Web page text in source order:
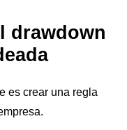
drawdown
es crear una regla